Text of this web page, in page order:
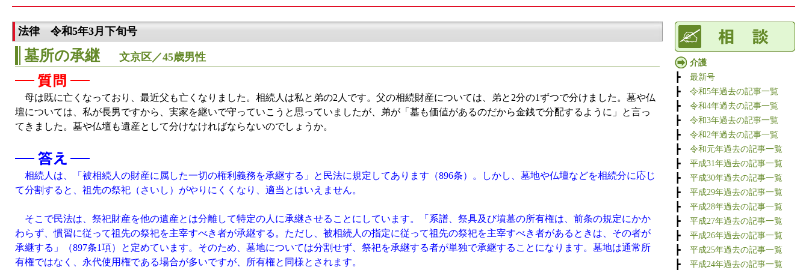
法律 令和5年3月下旬号
墓所の承継 文京区／45歳男性
母は既に亡くなっており、最近父も亡くなりました。相続人は私と弟の2人です。父の相続財産については、弟と2分の1ずつで分けました。墓や仏
壇については、私が長男ですから、実家を継いで守っていこうと思っていましたが、弟が「墓も価値があるのだから金銭で分配するように」と言っ
てきました。墓や仏壇も遺産として分けなければならないのでしょうか。
相続人は、「被相続人の財産に属した一切の権利義務を承継する」と民法に規定してあります（896条）。しかし、墓地や仏壇などを相続分に応じ
て分割すると、祖先の祭祀（さいし）がやりにくくなり、適当とはいえません。
そこで民法は、祭祀財産を他の遺産とは分離して特定の人に承継させることにしています。「系譜、祭具及び墳墓の所有権は、前条の規定にかか
わらず、慣習に従って祖先の祭祀を主宰すべき者が承継する。ただし、被相続人の指定に従って祖先の祭祀を主宰すべき者があるときは、その者が
承継する」（897条1項）と定めています。そのため、墓地については分割せず、祭祀を承継する者が単独で承継することになります。墓地は通常所
有権ではなく、永代使用権である場合が多いですが、所有権と同様とされます。
介護
┣ 最新号
┣ 令和5年過去の記事一覧
┣ 令和4年過去の記事一覧
┣ 令和3年過去の記事一覧
┣ 令和2年過去の記事一覧
┣ 令和元年過去の記事一覧
┣ 平成31年過去の記事一覧
┣ 平成30年過去の記事一覧
┣ 平成29年過去の記事一覧
┣ 平成28年過去の記事一覧
┣ 平成27年過去の記事一覧
┣ 平成26年過去の記事一覧
┣ 平成25年過去の記事一覧
┣ 平成24年過去の記事一覧